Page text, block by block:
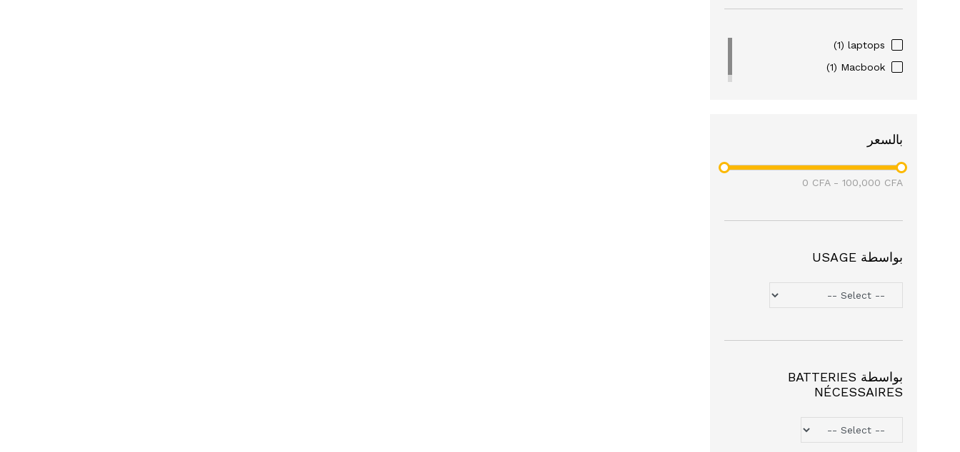
سامسونج
أفاستا(1)
laptops
(1)
Macbook
(1)
بالسعر
0 CFA- 100,000 CFA
بواسطة USAGE
بواسطة BATTERIES
NÉCESSAIRES